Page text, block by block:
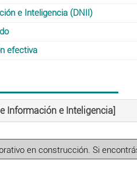
e Inteligencia (DNII)
efectiva
Información e Inteligencia]
en construcción. Si